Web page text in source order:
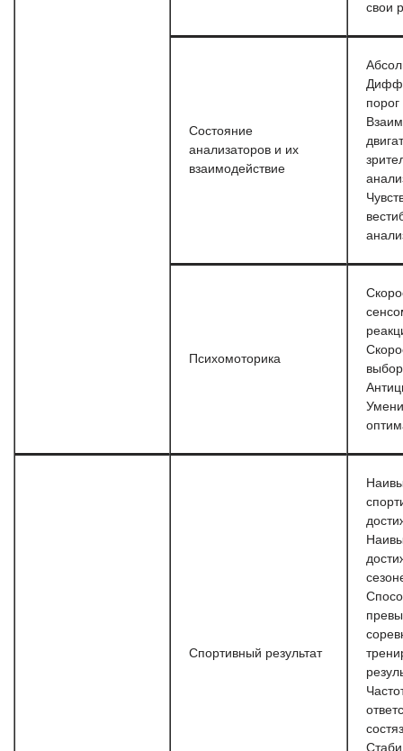
свои
Состояние
анализаторов и их
взаимодействие
порог
Психомоторика
Спортивный результат